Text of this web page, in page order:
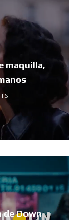
maquilla,
de Down